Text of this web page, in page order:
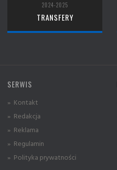
2024-2025
TRANSFERY
SERWIS
» Kontakt
» Redakcja
» Reklama
» Regulamin
» Polityka prywatności